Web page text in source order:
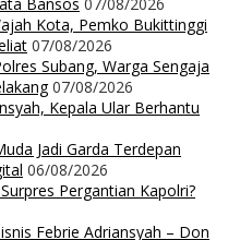
Kota, Pemko Bukittinggi
07/08/2026
Subang, Warga Sengaja
07/08/2026
Kepala Ular Berhantu
Jadi Garda Terdepan
06/08/2026
Pergantian Kapolri?
Febrie Adriansyah – Don